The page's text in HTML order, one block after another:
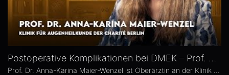
Postoperative Komplikationen bei DMEK – Prof. Dr. Anna-Karina Maier-Wenzel